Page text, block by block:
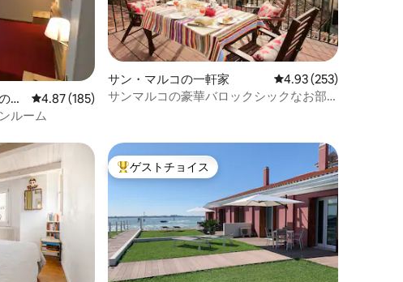
評価
一
レビュー185件、5つ星中4.87つ星の平均評価
4.87 (185)
ルーム
サン・マルコの一軒家 レビュー253件、5つ
4.93 (253)
サンマルコの豪華バロックシックなお部
大好評のゲストチョイスです。
ゲストチョイス